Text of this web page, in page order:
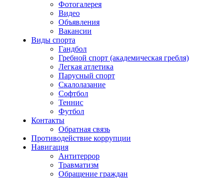
Фотогалерея
Видео
Объявления
Вакансии
Виды спорта
Гандбол
Гребной спорт (академическая гребля)
Легкая атлетика
Парусный спорт
Скалолазание
Софтбол
Теннис
Футбол
Контакты
Обратная связь
Противодействие коррупции
Навигация
Антитеррор
Травматизм
Обращение граждан